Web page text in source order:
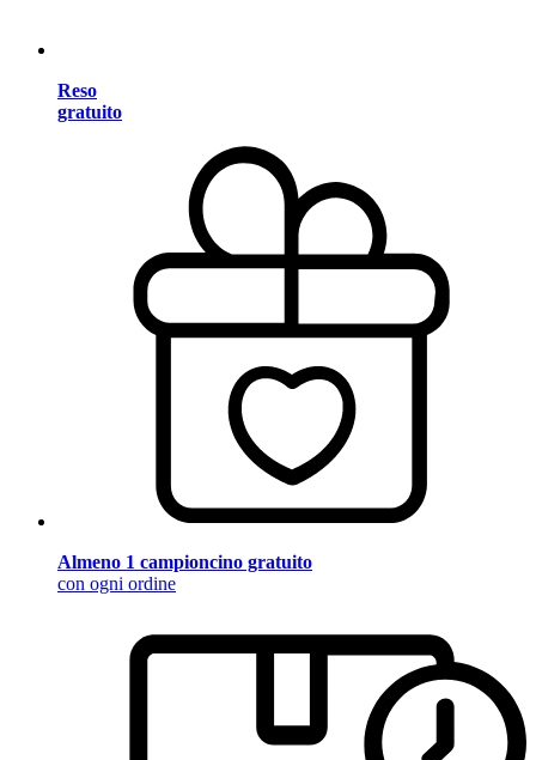
Reso
gratuito
Almeno 1 campioncino gratuito
con ogni ordine